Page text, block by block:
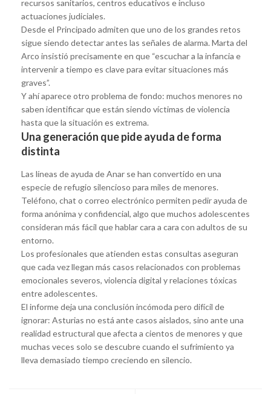
recursos sanitarios, centros educativos e incluso
actuaciones judiciales.
Desde el Principado admiten que uno de los grandes retos
sigue siendo detectar antes las señales de alarma. Marta del
Arco insistió precisamente en que “escuchar a la infancia e
intervenir a tiempo es clave para evitar situaciones más
graves”.
Y ahí aparece otro problema de fondo: muchos menores no
saben identificar que están siendo víctimas de violencia
hasta que la situación es extrema.
Una generación que pide ayuda de forma
distinta
Las líneas de ayuda de Anar se han convertido en una
especie de refugio silencioso para miles de menores.
Teléfono, chat o correo electrónico permiten pedir ayuda de
forma anónima y confidencial, algo que muchos adolescentes
consideran más fácil que hablar cara a cara con adultos de su
entorno.
Los profesionales que atienden estas consultas aseguran
que cada vez llegan más casos relacionados con problemas
emocionales severos, violencia digital y relaciones tóxicas
entre adolescentes.
El informe deja una conclusión incómoda pero difícil de
ignorar: Asturias no está ante casos aislados, sino ante una
realidad estructural que afecta a cientos de menores y que
muchas veces solo se descubre cuando el sufrimiento ya
lleva demasiado tiempo creciendo en silencio.